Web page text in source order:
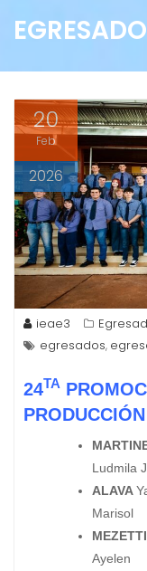
20
Feb
2026
ieae3
egresados,
24TA
Ludmila
ALAVA
Marisol
MEZETTI
Ayelen